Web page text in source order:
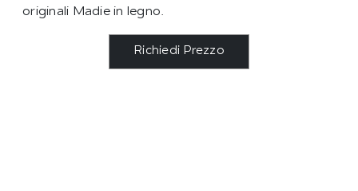
originali Madie in legno.
Richiedi Prezzo